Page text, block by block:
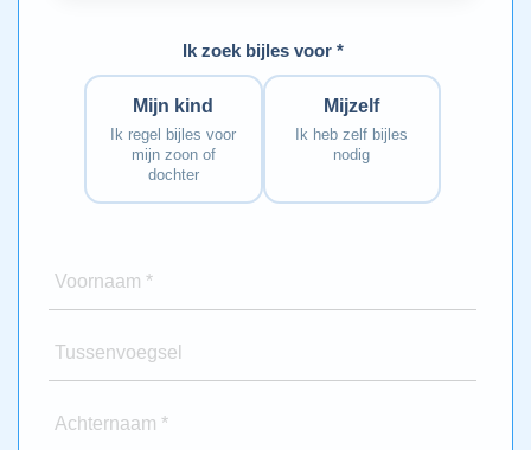
Ik zoek bijles voor *
Mijn kind
Ik regel bijles voor
mijn zoon of
dochter
Mijzelf
Ik heb zelf bijles
nodig
Voornaam *
Tussenvoegsel
Achternaam *